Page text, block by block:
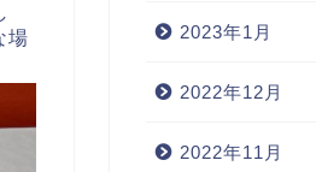
場
2023年1月
2022年12月
2022年11月